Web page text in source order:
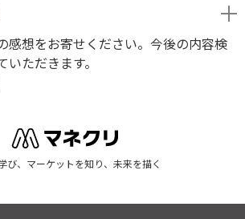
感想をお寄せください。今後の内容検
ただきます。
び、マーケットを知り、未来を描く